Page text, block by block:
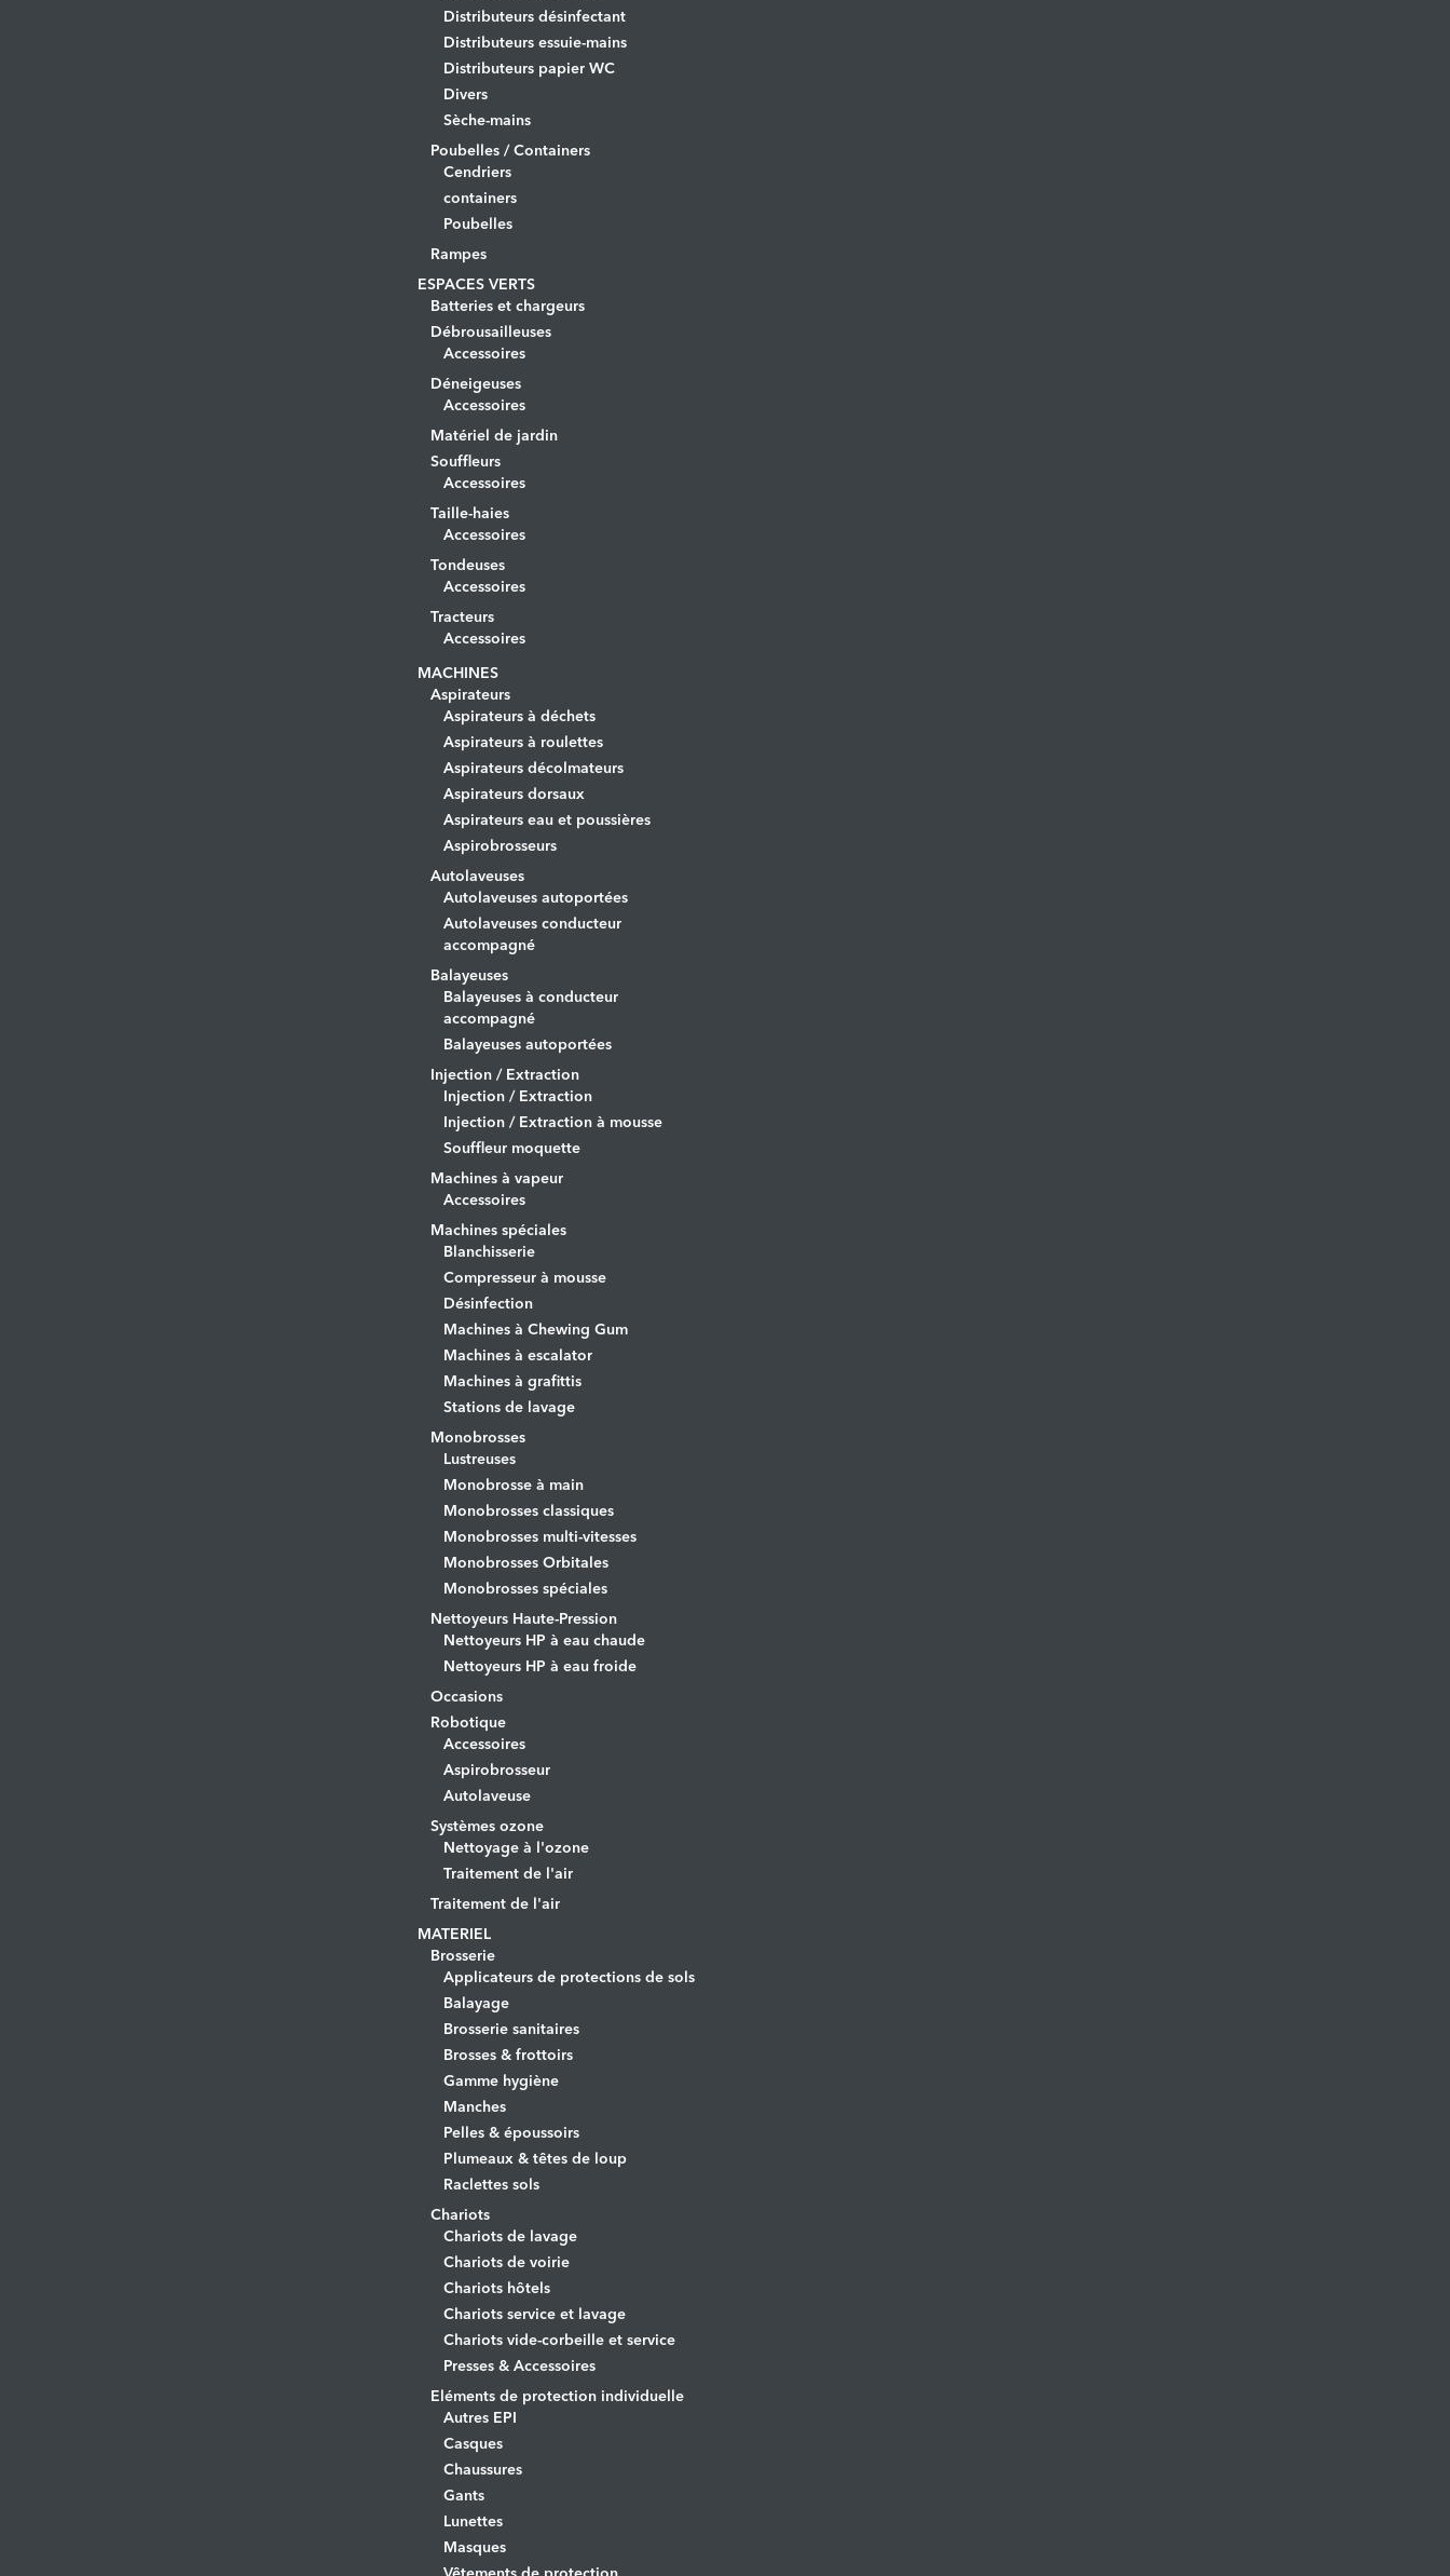
Distributeurs désinfectant
Distributeurs essuie-mains
Distributeurs papier WC
Divers
Sèche-mains
Poubelles / Containers
Cendriers
containers
Poubelles
Rampes
ESPACES VERTS
Batteries et chargeurs
Débrousailleuses
Accessoires
Déneigeuses
Accessoires
Matériel de jardin
Souffleurs
Accessoires
Taille-haies
Accessoires
Tondeuses
Accessoires
Tracteurs
Accessoires
MACHINES
Aspirateurs
Aspirateurs à déchets
Aspirateurs à roulettes
Aspirateurs décolmateurs
Aspirateurs dorsaux
Aspirateurs eau et poussières
Aspirobrosseurs
Autolaveuses
Autolaveuses autoportées
Autolaveuses conducteur
accompagné
Balayeuses
Balayeuses à conducteur
accompagné
Balayeuses autoportées
Injection / Extraction
Injection / Extraction
Injection / Extraction à mousse
Souffleur moquette
Machines à vapeur
Accessoires
Machines spéciales
Blanchisserie
Compresseur à mousse
Désinfection
Machines à Chewing Gum
Machines à escalator
Machines à grafittis
Stations de lavage
Monobrosses
Lustreuses
Monobrosse à main
Monobrosses classiques
Monobrosses multi-vitesses
Monobrosses Orbitales
Monobrosses spéciales
Nettoyeurs Haute-Pression
Nettoyeurs HP à eau chaude
Nettoyeurs HP à eau froide
Occasions
Robotique
Accessoires
Aspirobrosseur
Autolaveuse
Systèmes ozone
Nettoyage à l'ozone
Traitement de l'air
Traitement de l'air
MATERIEL
Brosserie
Applicateurs de protections de sols
Balayage
Brosserie sanitaires
Brosses & frottoirs
Gamme hygiène
Manches
Pelles & époussoirs
Plumeaux & têtes de loup
Raclettes sols
Chariots
Chariots de lavage
Chariots de voirie
Chariots hôtels
Chariots service et lavage
Chariots vide-corbeille et service
Presses & Accessoires
Eléments de protection individuelle
Autres EPI
Casques
Chaussures
Gants
Lunettes
Masques